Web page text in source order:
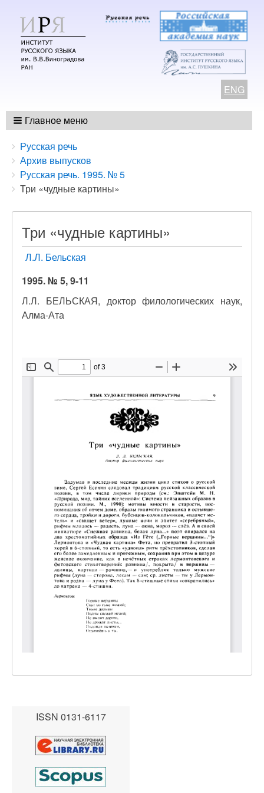
ENG
Главное меню
Breadcrumbs
You
are
here:
Русская речь
Архив выпусков
Русская речь. 1995. № 5
Три «чудные картины»
Три «чудные картины»
Л.Л. Бельская
1995. № 5, 9-11
Л.Л. БЕЛЬСКАЯ, доктор филологических наук,
Алма-Ата
ISSN 0131-6117